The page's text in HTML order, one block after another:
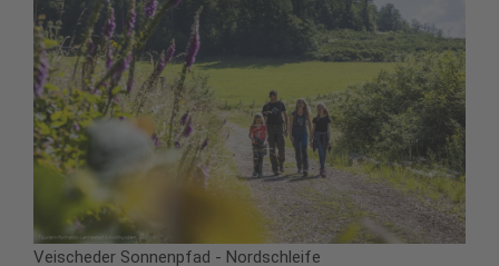
Veischeder Sonnenpfad - Nordschleife